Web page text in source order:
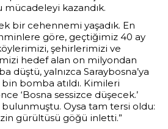
kazandık.
bir cehennemi yaşadık. En
göre, geçtiğimiz 40 ay
şehirlerimizi ve
hedef alan on milyondan
düştü, yalnızca Saraybosna’ya
bomba atıldı. Kimileri
‘Bosna sessizce düşecek.’
bulunmuştu. Oysa tam tersi oldu:
gürültüsü göğü inletti.”